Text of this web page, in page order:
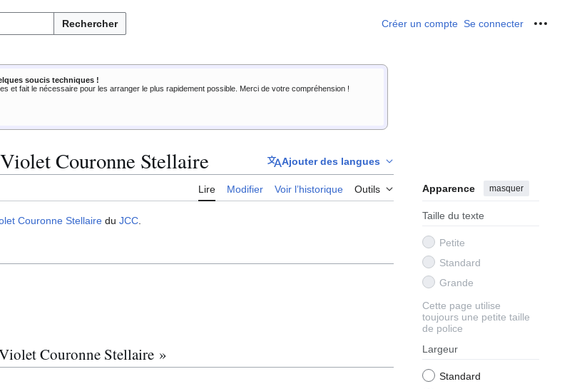
Rechercher Créer un compte Se connecter Outils
soucis techniques !
et fait le nécessaire pour les arranger le plus rapidement possible. Merci de votre compréhension !
Couronne Stellaire Ajouter des langues
Lire Modifier Voir l’historique Outils Apparence masquer
Taille du texte
Petite
Standard
Grande
Cette page utilise
toujours une petite taille
de police
Largeur
Standard
Couronne Stellaire du JCC
Couronne Stellaire »